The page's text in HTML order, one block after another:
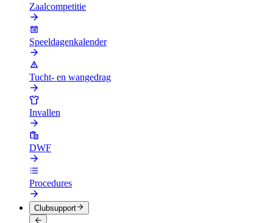
Zaalcompetitie
Speeldagenkalender
Tucht- en wangedrag
Invallen
DWF
Procedures
Clubsupport